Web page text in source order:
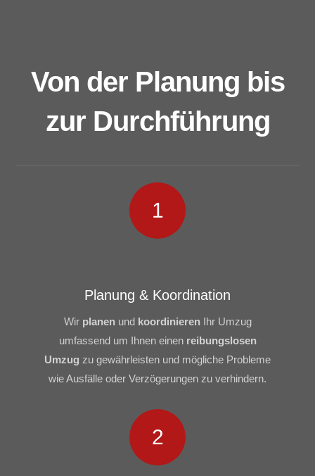
Von der Planung bis
zur Durchführung
1
Planung & Koordination
Wir planenund koordinierenIhr Umzug
umfassend um Ihnen einen reibungslosen
Umzug zu gewährleisten und mögliche Probleme
wie Ausfälle oder Verzögerungen zu verhindern.
2